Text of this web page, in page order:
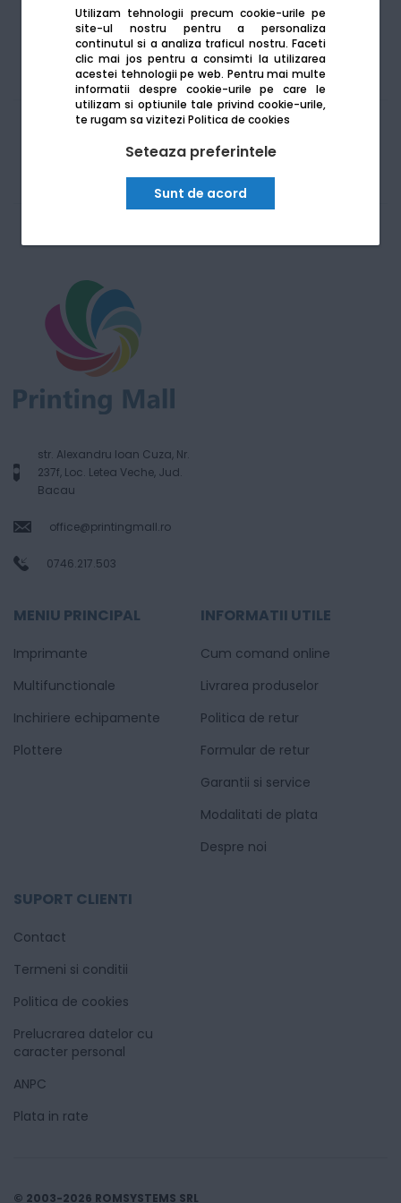
Utilizam tehnologii precum cookie-urile pe
site-ul nostru pentru a personaliza
continutul si a analiza traficul nostru. Faceti
clic mai jos pentru a consimti la utilizarea
acestei tehnologii pe web. Pentru mai multe
informatii despre cookie-urile pe care le
utilizam si optiunile tale privind cookie-urile,
te rugam sa viziteziPolitica de cookies
Seteaza preferintele
Sunt de acord
Vezi mai mult
str. Alexandru Ioan Cuza, Nr.
237f, Loc. Letea Veche, Jud.
Bacau
office@printingmall.ro
0746.217.503
MENIU PRINCIPAL
Imprimante
Multifunctionale
Inchiriere echipamente
Plottere
INFORMATII UTILE
Cum comand online
Livrarea produselor
Politica de retur
Formular de retur
Garantii si service
Modalitati de plata
Despre noi
SUPORT CLIENTI
Contact
Termeni si conditii
Politica de cookies
Prelucrarea datelor cu
caracter personal
ANPC
Plata in rate
© 2003-2026 ROMSYSTEMS SRL